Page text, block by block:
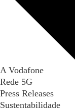
A Vodafone
Rede 5G
Press Releases
Sustentabilidade